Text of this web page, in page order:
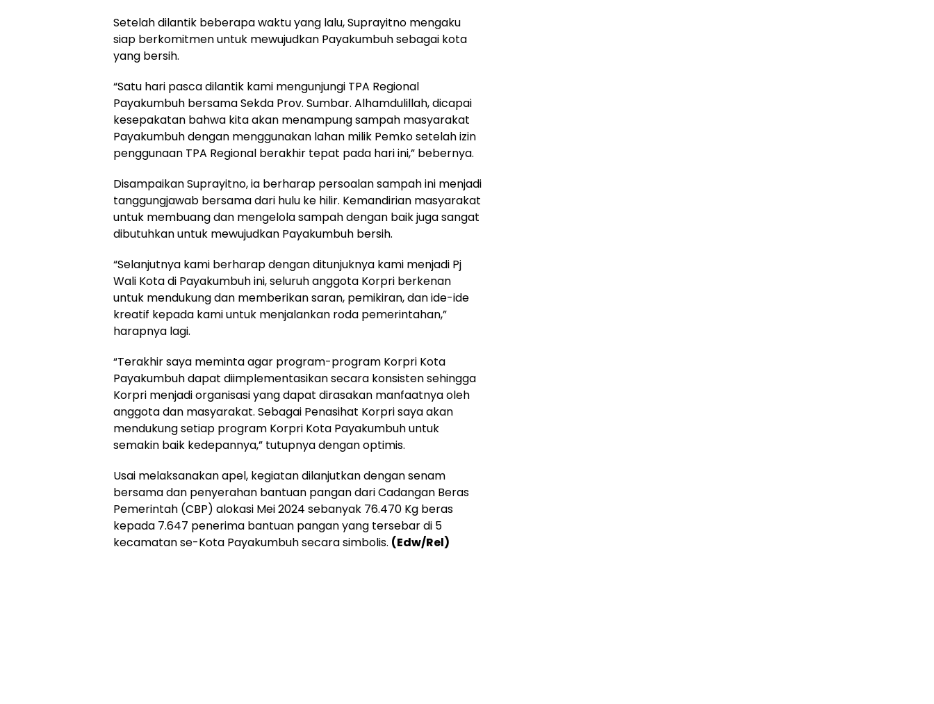
Setelah dilantik beberapa waktu yang lalu, Suprayitno mengaku
siap berkomitmen untuk mewujudkan Payakumbuh sebagai kota
yang bersih.
“Satu hari pasca dilantik kami mengunjungi TPA Regional
Payakumbuh bersama Sekda Prov. Sumbar. Alhamdulillah, dicapai
kesepakatan bahwa kita akan menampung sampah masyarakat
Payakumbuh dengan menggunakan lahan milik Pemko setelah izin
penggunaan TPA Regional berakhir tepat pada hari ini,” bebernya.
Disampaikan Suprayitno, ia berharap persoalan sampah ini menjadi
tanggungjawab bersama dari hulu ke hilir. Kemandirian masyarakat
untuk membuang dan mengelola sampah dengan baik juga sangat
dibutuhkan untuk mewujudkan Payakumbuh bersih.
“Selanjutnya kami berharap dengan ditunjuknya kami menjadi Pj
Wali Kota di Payakumbuh ini, seluruh anggota Korpri berkenan
untuk mendukung dan memberikan saran, pemikiran, dan ide-ide
kreatif kepada kami untuk menjalankan roda pemerintahan,”
harapnya lagi.
“Terakhir saya meminta agar program-program Korpri Kota
Payakumbuh dapat diimplementasikan secara konsisten sehingga
Korpri menjadi organisasi yang dapat dirasakan manfaatnya oleh
anggota dan masyarakat. Sebagai Penasihat Korpri saya akan
mendukung setiap program Korpri Kota Payakumbuh untuk
semakin baik kedepannya,” tutupnya dengan optimis.
Usai melaksanakan apel, kegiatan dilanjutkan dengan senam
bersama dan penyerahan bantuan pangan dari Cadangan Beras
Pemerintah (CBP) alokasi Mei 2024 sebanyak 76.470 Kg beras
kepada 7.647 penerima bantuan pangan yang tersebar di 5
kecamatan se-Kota Payakumbuh secara simbolis. (Edw/Rel)